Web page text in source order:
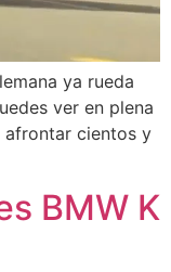
ya rueda
ver en plena
afrontar cientos y
BMW K